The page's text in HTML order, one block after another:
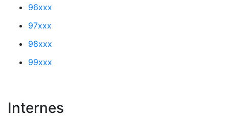
96xxx
97xxx
98xxx
99xxx
Internes